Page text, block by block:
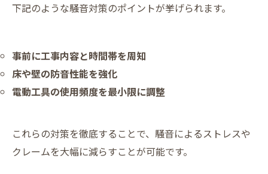
下記のような騒音対策のポイントが挙げられます。
事前に工事内容と時間帯を周知
床や壁の防音性能を強化
電動工具の使用頻度を最小限に調整
これらの対策を徹底することで、騒音によるストレスや
クレームを大幅に減らすことが可能です。